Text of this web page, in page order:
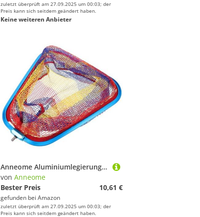
zuletzt überprüft am 27.09.2025 um 00:03; der
Preis kann sich seitdem geändert haben.
Keine weiteren Anbieter
Anneome Aluminiumlegierung Fischkescher Kopf Dreieck Verstärkt Groß Maschen Öffnung Angelnetz für Süßwasser Fischfang und Freilassung Robust Langlebig Leicht Tragbar
von Anneome
Bester Preis
10,61 €
gefunden bei Amazon
zuletzt überprüft am 27.09.2025 um 00:03; der
Preis kann sich seitdem geändert haben.